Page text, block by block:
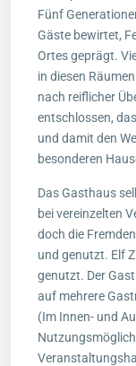
Fünf
Gäste bewirtet,
Ortes geprägt.
in diesen
nach reiflicher
entschlossen,
und damit den
besonderen
Das Gasthaus
bei vereinzelten
doch die
und genutzt. Elf
genutzt. Der
auf mehrere
(Im Innen- und